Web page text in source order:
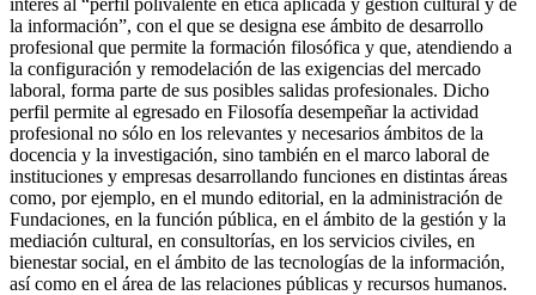
la información”, con el que se designa ese ámbito de desarrollo
profesional que permite la formación filosófica y que, atendiendo a
la configuración y remodelación de las exigencias del mercado
laboral, forma parte de sus posibles salidas profesionales. Dicho
perfil permite al egresado en Filosofía desempeñar la actividad
profesional no sólo en los relevantes y necesarios ámbitos de la
docencia y la investigación, sino también en el marco laboral de
instituciones y empresas desarrollando funciones en distintas áreas
como, por ejemplo, en el mundo editorial, en la administración de
Fundaciones, en la función pública, en el ámbito de la gestión y la
mediación cultural, en consultorías, en los servicios civiles, en
bienestar social, en el ámbito de las tecnologías de la información,
así como en el área de las relaciones públicas y recursos humanos.